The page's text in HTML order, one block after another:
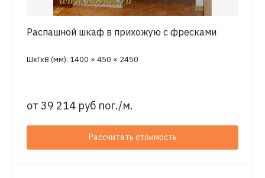
Распашной шкаф в прихожую с фресками
ШхГхВ (мм): 1400 × 450 × 2450
от 39 214 руб пог./м.
Рассчитать стоимость